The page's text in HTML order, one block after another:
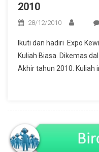
2010
28/12/2010
Ikuti dan hadiri Expo
Kuliah Biasa. Dikemas
Akhir tahun 2010. Kuliah